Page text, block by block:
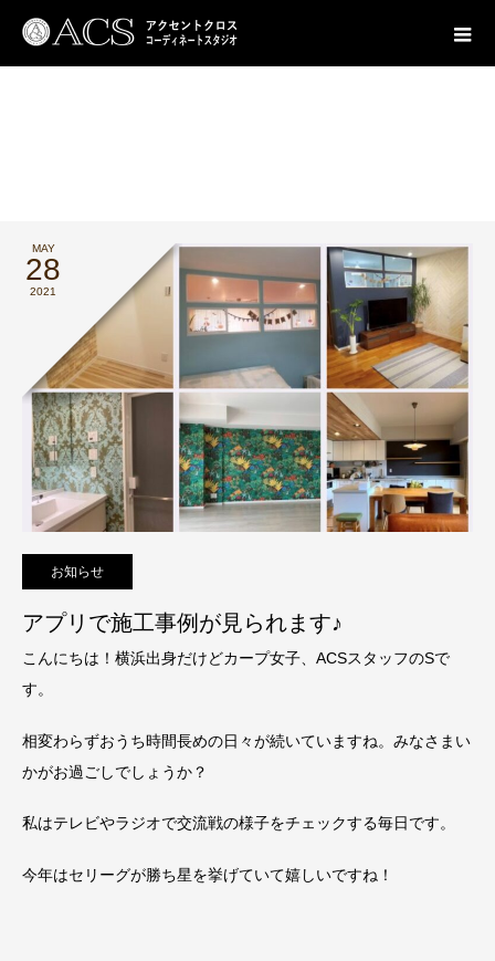
ブログ お知らせ アプリで施工事例が見られます♪
MAY
28
2021
お知らせ
アプリで施工事例が見られます♪
こんにちは！横浜出身だけどカープ女子、ACSスタッフのSで
す。
相変わらずおうち時間長めの日々が続いていますね。みなさまい
かがお過ごしでしょうか？
私はテレビやラジオで交流戦の様子をチェックする毎日です。
今年はセリーグが勝ち星を挙げていて嬉しいですね！